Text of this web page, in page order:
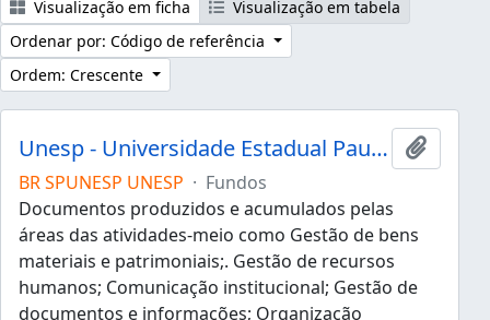
Visualização em ficha
Visualização em tabela
Ordenar por: Código de referência
Ordem: Crescente
Unesp - Universidade Estadual Paulista "Júlio de Mesquita Filho"
BR SPUNESP UNESP · Fundos
Documentos produzidos e acumulados pelas
áreas das atividades-meio como Gestão de bens
materiais e patrimoniais;. Gestão de recursos
humanos; Comunicação institucional; Gestão de
documentos e informações; Organização